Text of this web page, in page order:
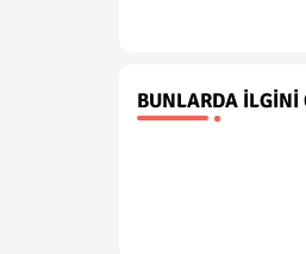
BUNLARDA İLGINI